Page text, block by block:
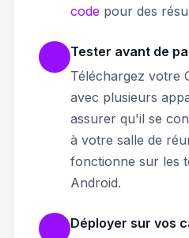
code pour des
Tester avant de
Téléchargez votre
avec plusieurs
assurer qu'il se
à votre salle de
fonctionne sur les
Android.
Déployer sur vos